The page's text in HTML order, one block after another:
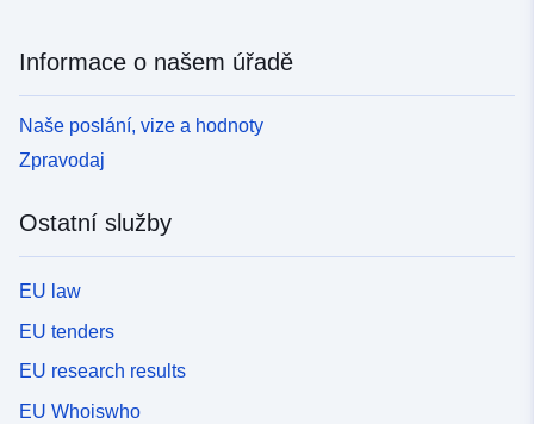
Informace o našem úřadě
Naše poslání, vize a hodnoty
Zpravodaj
Ostatní služby
EU law
EU tenders
EU research results
EU Whoiswho